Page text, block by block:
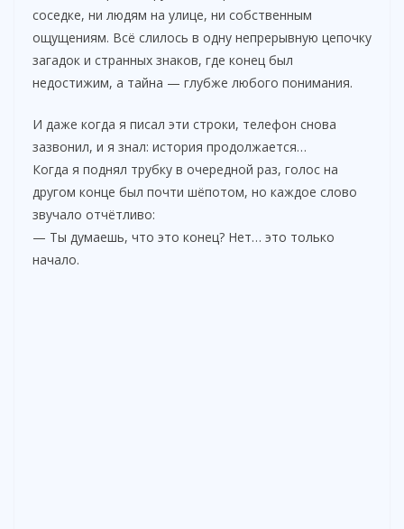
соседке, ни людям на улице, ни собственным
ощущениям. Всё слилось в одну непрерывную цепочку
загадок и странных знаков, где конец был
недостижим, а тайна — глубже любого понимания.
И даже когда я писал эти строки, телефон снова
зазвонил, и я знал: история продолжается…
Когда я поднял трубку в очередной раз, голос на
другом конце был почти шёпотом, но каждое слово
звучало отчётливо:
— Ты думаешь, что это конец? Нет… это только
начало.